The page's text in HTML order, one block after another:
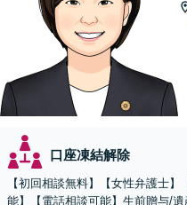
口座凍結解除
【初回相談無料】【女性弁護士
能】【電話相談可能】生前贈与/